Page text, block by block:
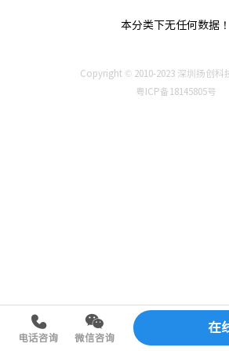
本分类下无任何数据！
Copyright © 2010-2023 深圳扬创科
粤ICP备18145805号
电话咨询 微信咨询
在